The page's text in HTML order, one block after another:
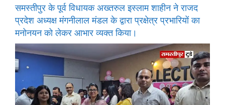
समस्तीपुर के पूर्व विधायक अख्तरुल इस्लाम शाहीन ने राजद
प्रदेश अध्यक्ष मंगनीलाल मंडल के द्वारा प्रक्षेत्र प्रभारियों का
मनोनयन को लेकर आभार व्यक्त किया।